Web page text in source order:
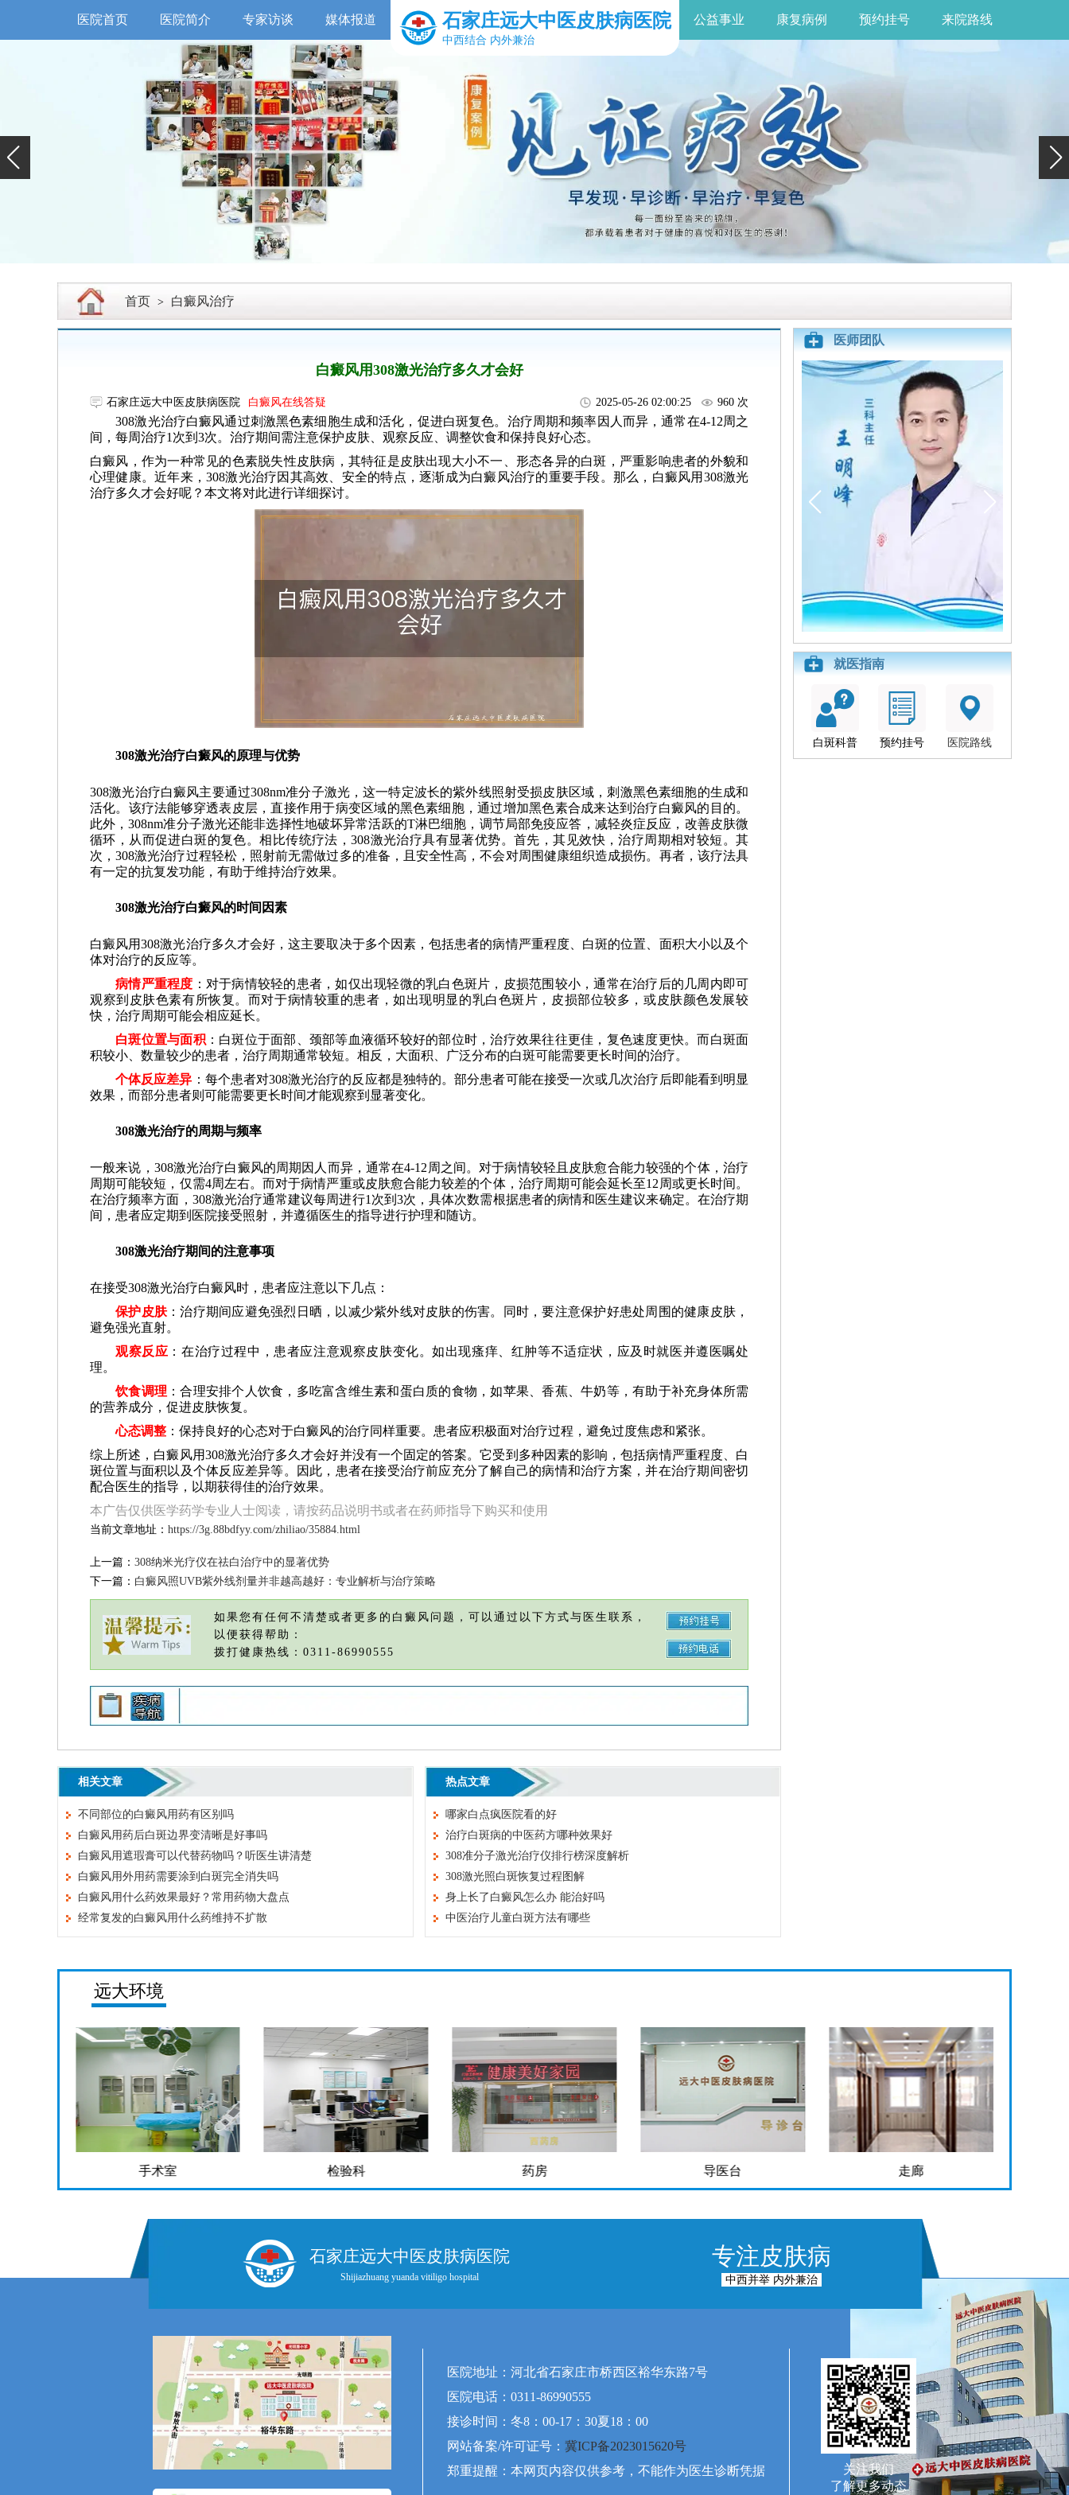
医院首页 医院简介 专家访谈 媒体报道 石家庄远大中医皮肤病医院
中西结合 内外兼治
公益事业 康复病例 预约挂号 来院路线
首页 > 白癜风治疗
白癜风用308激光治疗多久才会好
石家庄远大中医皮肤病医院 白癜风在线答疑 2025-05-26 02:00:25 960 次
308激光治疗白癜风通过刺激黑色素细胞生成和活化，促进白斑复色。治疗周期和频率因人而异，通常在4-12周之
间，每周治疗1次到3次。治疗期间需注意保护皮肤、观察反应、调整饮食和保持良好心态。
白癜风，作为一种常见的色素脱失性皮肤病，其特征是皮肤出现大小不一、形态各异的白斑，严重影响患者的外貌和
心理健康。近年来，308激光治疗因其高效、安全的特点，逐渐成为白癜风治疗的重要手段。那么，白癜风用308激光
治疗多久才会好呢？本文将对此进行详细探讨。
308激光治疗白癜风的原理与优势
308激光治疗白癜风主要通过308nm准分子激光，这一特定波长的紫外线照射受损皮肤区域，刺激黑色素细胞的生成和
活化。该疗法能够穿透表皮层，直接作用于病变区域的黑色素细胞，通过增加黑色素合成来达到治疗白癜风的目的。
此外，308nm准分子激光还能非选择性地破坏异常活跃的T淋巴细胞，调节局部免疫应答，减轻炎症反应，改善皮肤微
循环，从而促进白斑的复色。相比传统疗法，308激光治疗具有显著优势。首先，其见效快，治疗周期相对较短。其
次，308激光治疗过程轻松，照射前无需做过多的准备，且安全性高，不会对周围健康组织造成损伤。再者，该疗法具
有一定的抗复发功能，有助于维持治疗效果。
308激光治疗白癜风的时间因素
白癜风用308激光治疗多久才会好，这主要取决于多个因素，包括患者的病情严重程度、白斑的位置、面积大小以及个
体对治疗的反应等。
病情严重程度 ：对于病情较轻的患者，如仅出现轻微的乳白色斑片，皮损范围较小，通常在治疗后的几周内即可
观察到皮肤色素有所恢复。而对于病情较重的患者，如出现明显的乳白色斑片，皮损部位较多，或皮肤颜色发展较
快，治疗周期可能会相应延长。
白斑位置与面积：白斑位于面部、颈部等血液循环较好的部位时，治疗效果往往更佳，复色速度更快。而白斑面
积较小、数量较少的患者，治疗周期通常较短。相反，大面积、广泛分布的白斑可能需要更长时间的治疗。
个体反应差异 ：每个患者对308激光治疗的反应都是独特的。部分患者可能在接受一次或几次治疗后即能看到明显
效果，而部分患者则可能需要更长时间才能观察到显著变化。
308激光治疗的周期与频率
一般来说，308激光治疗白癜风的周期因人而异，通常在4-12周之间。对于病情较轻且皮肤愈合能力较强的个体，治疗
周期可能较短，仅需4周左右。而对于病情严重或皮肤愈合能力较差的个体，治疗周期可能会延长至12周或更长时间。
在治疗频率方面，308激光治疗通常建议每周进行1次到3次，具体次数需根据患者的病情和医生建议来确定。在治疗期
间，患者应定期到医院接受照射，并遵循医生的指导进行护理和随访。
308激光治疗期间的注意事项
在接受308激光治疗白癜风时，患者应注意以下几点：
保护皮肤：治疗期间应避免强烈日晒，以减少紫外线对皮肤的伤害。同时，要注意保护好患处周围的健康皮肤，
避免强光直射。
观察反应 ：在治疗过程中，患者应注意观察皮肤变化。如出现瘙痒、红肿等不适症状，应及时就医并遵医嘱处
理。
饮食调理 ：合理安排个人饮食，多吃富含维生素和蛋白质的食物，如苹果、香蕉、牛奶等，有助于补充身体所需
的营养成分，促进皮肤恢复。
心态调整 ：保持良好的心态对于白癜风的治疗同样重要。患者应积极面对治疗过程，避免过度焦虑和紧张。
综上所述，白癜风用308激光治疗多久才会好并没有一个固定的答案。它受到多种因素的影响，包括病情严重程度、白
斑位置与面积以及个体反应差异等。因此，患者在接受治疗前应充分了解自己的病情和治疗方案，并在治疗期间密切
配合医生的指导，以期获得佳的治疗效果。
本广告仅供医学药学专业人士阅读，请按药品说明书或者在药师指导下购买和使用
当前文章地址： https://3g.88bdfyy.com/zhiliao/35884.html
上一篇： 308纳米光疗仪在祛白治疗中的显著优势
下一篇： 白癜风照UVB紫外线剂量并非越高越好：专业解析与治疗策略
如果您有任何不清楚或者更多的白癜风问题，可以通过以下方式与医生联系，
以便获得帮助：
拨打健康热线：0311-86990555
相关文章
不同部位的白癜风用药有区别吗
白癜风用药后白斑边界变清晰是好事吗
白癜风用遮瑕膏可以代替药物吗？听医生讲清楚
白癜风用外用药需要涂到白斑完全消失吗
白癜风用什么药效果最好？常用药物大盘点
经常复发的白癜风用什么药维持不扩散
热点文章
哪家白点疯医院看的好
治疗白斑病的中医药方哪种效果好
308准分子激光治疗仪排行榜深度解析
308激光照白斑恢复过程图解
身上长了白癜风怎么办 能治好吗
中医治疗儿童白斑方法有哪些
医师团队
就医指南
白斑科普 预约挂号 医院路线
远大环境
检验科
石家庄远大中医皮肤病医院
Shijiazhuang yuanda vitiligo hospital
专注皮肤病
中西并举 内外兼治
医院地址：河北省石家庄市桥西区裕华东路7号
医院电话：0311-86990555
接诊时间：冬8：00-17：30夏18：00
网站备案/许可证号： 冀ICP备2023015620号
郑重提醒：本网页内容仅供参考，不能作为医生诊断凭据
关注我们
了解更多动态